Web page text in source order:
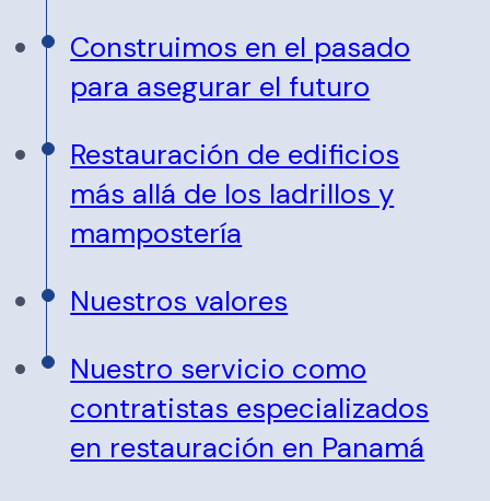
Construimos en el pasado
para asegurar el futuro
Restauración de edificios
más allá de los ladrillos y
mampostería
Nuestros valores
Nuestro servicio como
contratistas especializados
en restauración en Panamá